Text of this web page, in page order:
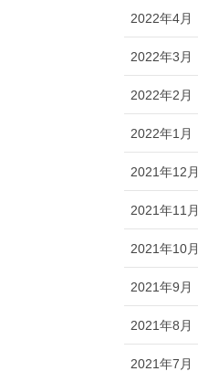
2022年4月
2022年3月
2022年2月
2022年1月
2021年12月
2021年11月
2021年10月
2021年9月
2021年8月
2021年7月